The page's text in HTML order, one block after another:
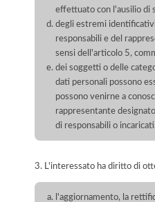
effettuato con l'ausilio di
degli estremi
responsabili e del
sensi dell'articolo 5,
dei soggetti o delle
dati personali possono
possono venirne a
rappresentante
di responsabili o incaricati.
3. L'interessato ha diritto di
l'aggiornamento, la